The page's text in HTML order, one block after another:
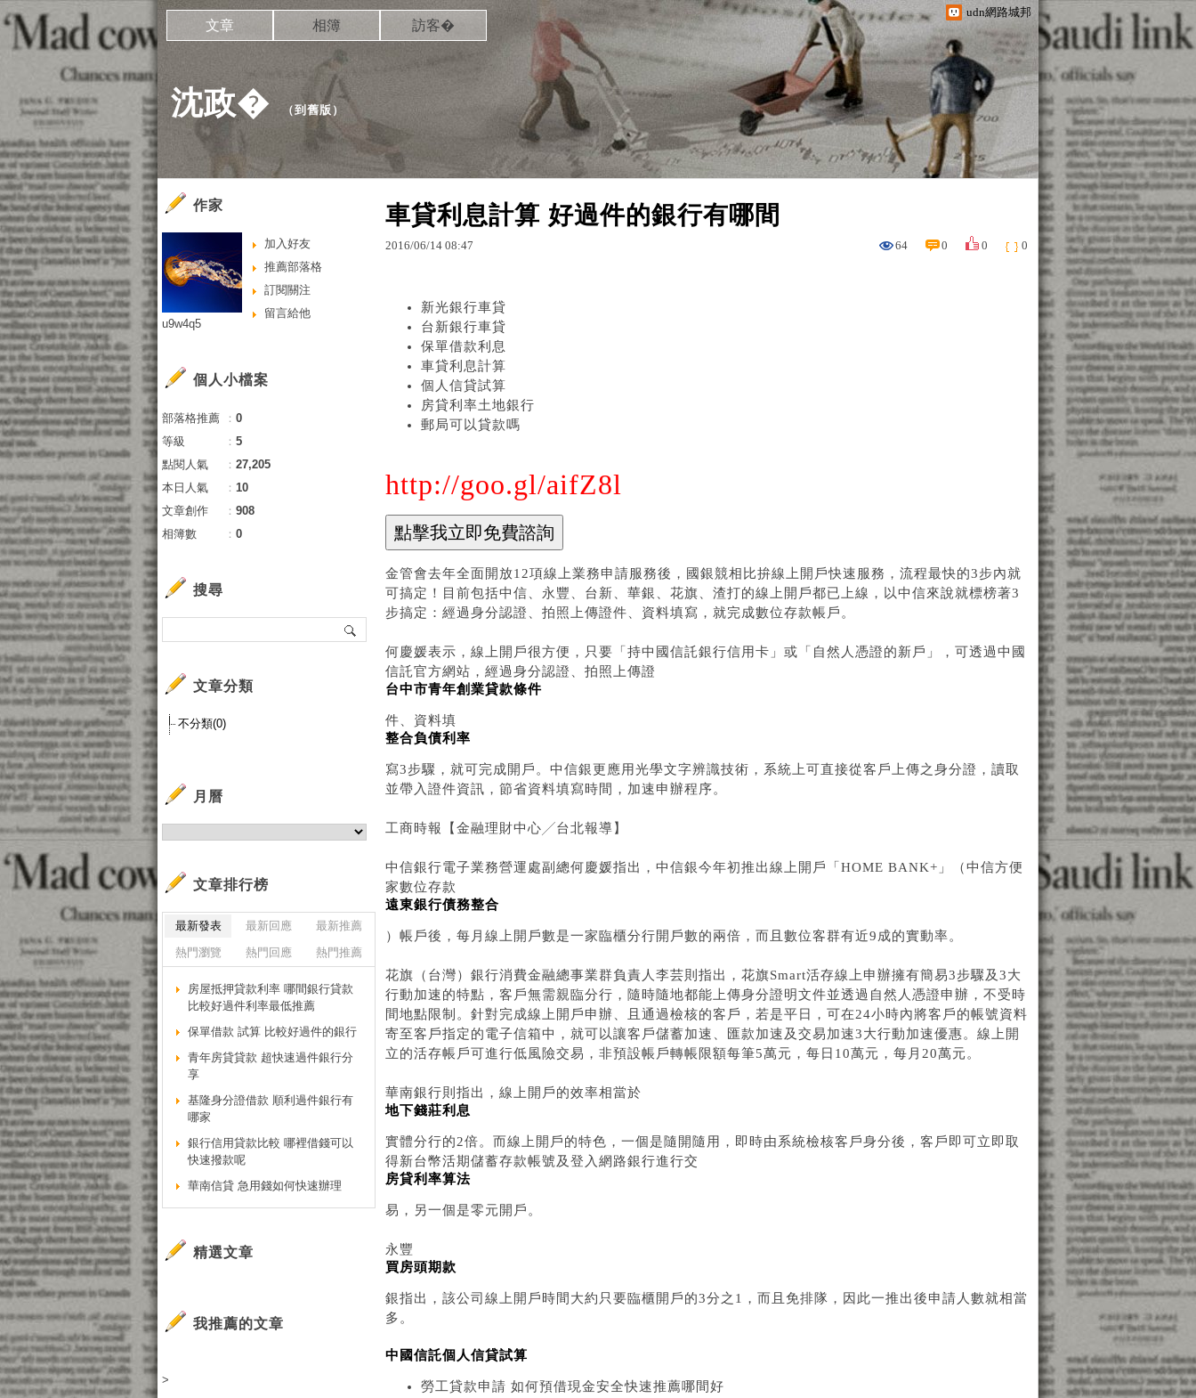
udn網路城邦
沈政� （到舊版 ）
文章 相簿 訪客�
車貸利息計算 好過件的銀行有哪間
2016/06/14 08:47 64 0 0 0
新光銀行車貸
台新銀行車貸
保單借款利息
車貸利息計算
個人信貸試算
房貸利率土地銀行
郵局可以貸款嗎
http://goo.gl/aifZ8l
金管會去年全面開放12項線上業務申請服務後，國銀競相比拚線上開戶快速服務，流程最快的3步內就
可搞定！目前包括中信、永豐、台新、華銀、花旗、渣打的線上開戶都已上線，以中信來說就標榜著3
步搞定：經過身分認證、拍照上傳證件、資料填寫，就完成數位存款帳戶。
何慶媛表示，線上開戶很方便，只要「持中國信託銀行信用卡」或「自然人憑證的新戶」，可透過中國
信託官方網站，經過身分認證、拍照上傳證
台中市青年創業貸款條件
件、資料填
整合負債利率
寫3步驟，就可完成開戶。中信銀更應用光學文字辨識技術，系統上可直接從客戶上傳之身分證，讀取
並帶入證件資訊，節省資料填寫時間，加速申辦程序。
工商時報【金融理財中心╱台北報導】
中信銀行電子業務營運處副總何慶媛指出，中信銀今年初推出線上開戶「HOME BANK+」（中信方便
家數位存款
遠東銀行債務整合
）帳戶後，每月線上開戶數是一家臨櫃分行開戶數的兩倍，而且數位客群有近9成的實動率。
花旗（台灣）銀行消費金融總事業群負責人李芸則指出，花旗Smart活存線上申辦擁有簡易3步驟及3大
行動加速的特點，客戶無需親臨分行，隨時隨地都能上傳身分證明文件並透過自然人憑證申辦，不受時
間地點限制。針對完成線上開戶申辦、且通過檢核的客戶，若是平日，可在24小時內將客戶的帳號資料
寄至客戶指定的電子信箱中，就可以讓客戶儲蓄加速、匯款加速及交易加速3大行動加速優惠。線上開
立的活存帳戶可進行低風險交易，非預設帳戶轉帳限額每筆5萬元，每日10萬元，每月20萬元。
華南銀行則指出，線上開戶的效率相當於
地下錢莊利息
實體分行的2倍。而線上開戶的特色，一個是隨開隨用，即時由系統檢核客戶身分後，客戶即可立即取
得新台幣活期儲蓄存款帳號及登入網路銀行進行交
房貸利率算法
易，另一個是零元開戶。
永豐
買房頭期款
銀指出，該公司線上開戶時間大約只要臨櫃開戶的3分之1，而且免排隊，因此一推出後申請人數就相當
多。
中國信託個人信貸試算
勞工貸款申請 如何預借現金安全快速推薦哪間好
作家
加入好友
推薦部落格
訂閱關注
留言給他
u9w4q5
個人小檔案
部落格推薦 ： 0
等級
： 5
點閱人氣
： 27,205
本日人氣
： 10
文章創作
： 908
相簿數
： 0
搜尋
文章分類
不分類(0)
月曆
文章排行榜
最新發表 最新回應
最新推薦
熱門瀏覽
熱門回應 熱門推薦
房屋抵押貸款利率 哪間銀行貸款
比較好過件利率最低推薦
保單借款 試算 比較好過件的銀行
青年房貸貸款 超快速過件銀行分
享
基隆身分證借款 順利過件銀行有
哪家
銀行信用貸款比較 哪裡借錢可以
快速撥款呢
華南信貸 急用錢如何快速辦理
精選文章
我推薦的文章
>